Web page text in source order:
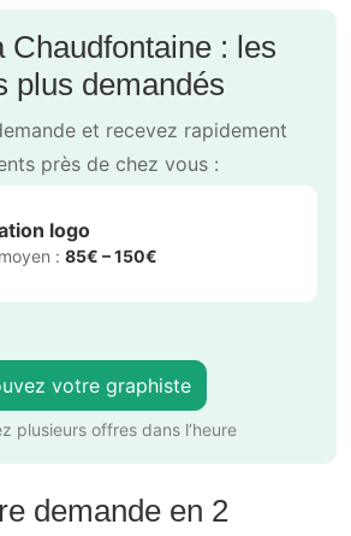
Chaudfontaine : les
plus demandés
et recevez rapidement
près de chez vous :
logo
: 85€ – 150€
votre graphiste
plusieurs offres dans l’heure
demande en 2